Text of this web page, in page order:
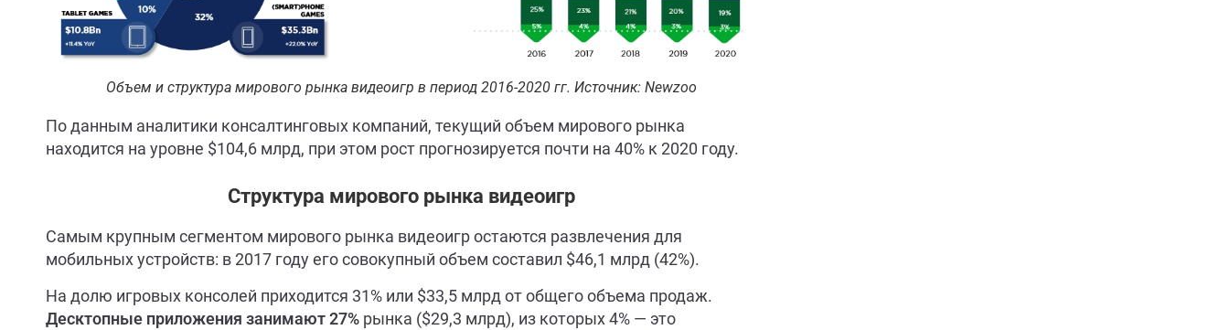
Объем и структура мирового рынка видеоигр в период 2016-2020 гг. Источник: Newzoo
По данным аналитики консалтинговых компаний, текущий объем мирового рынка
находится на уровне $104,6 млрд, при этом рост прогнозируется почти на 40% к 2020 году.
Структура мирового рынка видеоигр
Самым крупным сегментом мирового рынка видеоигр остаются развлечения для
мобильных устройств: в 2017 году его совокупный объем составил $46,1 млрд (42%).
На долю игровых консолей приходится 31% или $33,5 млрд от общего объема продаж.
Десктопные приложения занимают 27% рынка ($29,3 млрд), из которых 4% — это